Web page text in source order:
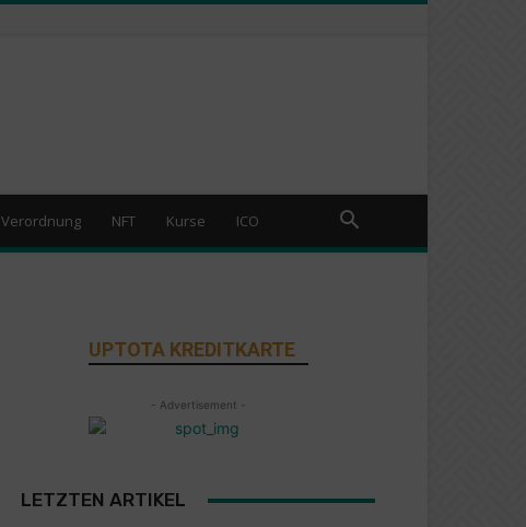
Verordnung NFT Kurse ICO
UPTOTA KREDITKARTE
- Advertisement -
LETZTEN ARTIKEL